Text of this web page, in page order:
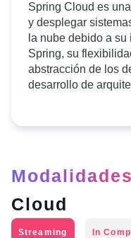
Spring Cloud es
y desplegar
la nube debido a
Spring, su
abstracción de los
desarrollo de
Cloud
Streaming In